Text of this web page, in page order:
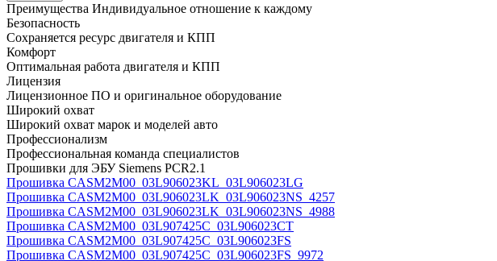
Преимущества Индивидуальное отношение к каждому
Безопасность
Сохраняется ресурс двигателя и КПП
Комфорт
Оптимальная работа двигателя и КПП
Лицензия
Лицензионное ПО и оригинальное оборудование
Широкий охват
Широкий охват марок и моделей авто
Профессионализм
Профессиональная команда специалистов
Прошивки для ЭБУ Siemens PCR2.1
Прошивка CASM2M00_03L906023KL_03L906023LG
Прошивка CASM2M00_03L906023LK_03L906023NS_4257
Прошивка CASM2M00_03L906023LK_03L906023NS_4988
Прошивка CASM2M00_03L907425C_03L906023CT
Прошивка CASM2M00_03L907425C_03L906023FS
Прошивка CASM2M00_03L907425C_03L906023FS_9972